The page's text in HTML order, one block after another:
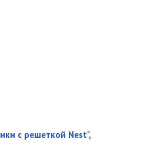
с решеткой Nest",